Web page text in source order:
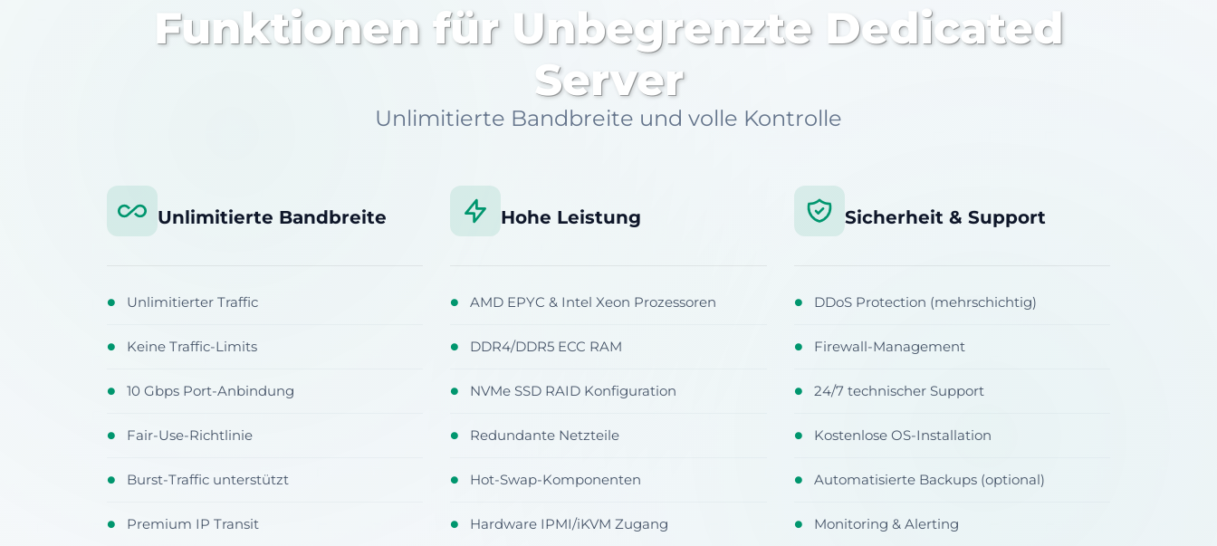
Funktionen für Unbegrenzte Dedicated
Server
Unlimitierte Bandbreite und volle Kontrolle
Unlimitierte Bandbreite
● Unlimitierter Traffic
● Keine Traffic-Limits
● 10 Gbps Port-Anbindung
● Fair-Use-Richtlinie
● Burst-Traffic unterstützt
● Premium IP Transit
Hohe Leistung
● AMD EPYC & Intel Xeon Prozessoren
● DDR4/DDR5 ECC RAM
● NVMe SSD RAID Konfiguration
● Redundante Netzteile
● Hot-Swap-Komponenten
● Hardware IPMI/iKVM Zugang
Sicherheit & Support
● DDoS Protection (mehrschichtig)
● Firewall-Management
● 24/7 technischer Support
● Kostenlose OS-Installation
● Automatisierte Backups (optional)
● Monitoring & Alerting